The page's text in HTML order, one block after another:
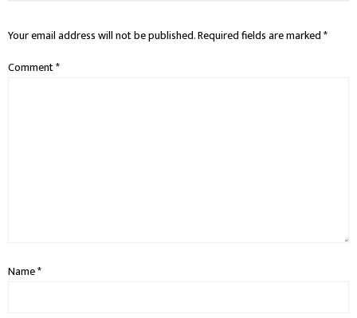
Your email address will not be published.Required fields are marked*
Comment*
Name*